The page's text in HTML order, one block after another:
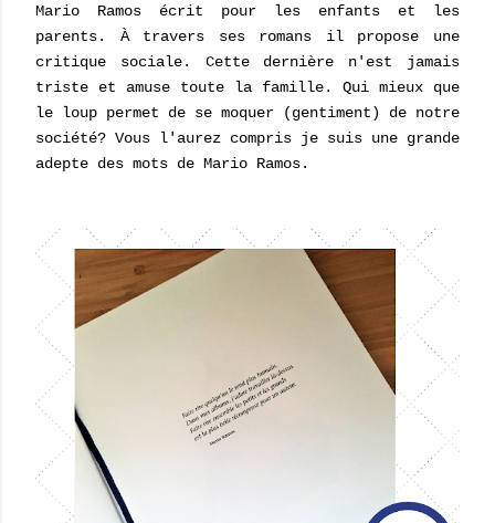
Mario Ramos écrit pour les enfants et les
parents. À travers ses romans il propose une
critique sociale. Cette dernière n'est jamais
triste et amuse toute la famille. Qui mieux que
le loup permet de se moquer (gentiment) de notre
société? Vous l'aurez compris je suis une grande
adepte des mots de Mario Ramos.